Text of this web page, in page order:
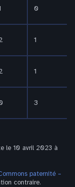
0
1
1
3
le 10 avril 2023 à
paternité –
contraire.